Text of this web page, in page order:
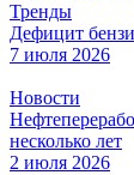
Тренды
Дефицит
7 июля 2026
Новости
несколько лет
2 июля 2026